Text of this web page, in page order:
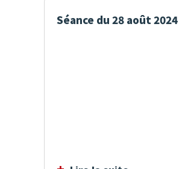
Séance du 28 août 2024